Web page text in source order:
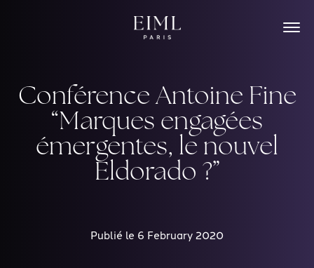
Conférence Antoine Fine
“Marques engagées
émergentes, le nouvel
Eldorado ?”
Publié le 6 February 2020